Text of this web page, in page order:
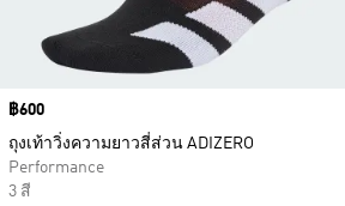
Price
฿600
ถุงเท้าวิ่งความยาวสี่ส่วน ADIZERO
Performance
3 สี